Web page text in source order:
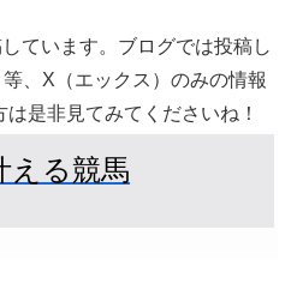
ています。ブログでは投稿し
、X（エックス）のみの情報
是非見てみてくださいね！
る競馬